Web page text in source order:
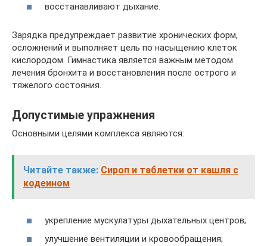
восстанавливают дыхание.
Зарядка предупреждает развитие хронических форм,
осложнений и выполняет цель по насыщению клеток
кислородом. Гимнастика является важным методом
лечения бронхита и восстановления после острого и
тяжелого состояния.
Допустимые упражнения
Основными целями комплекса являются:
Читайте также: Сироп и таблетки от кашля с
кодеином
укрепление мускулатуры дыхательных центров;
улучшение вентиляции и кровообращения;